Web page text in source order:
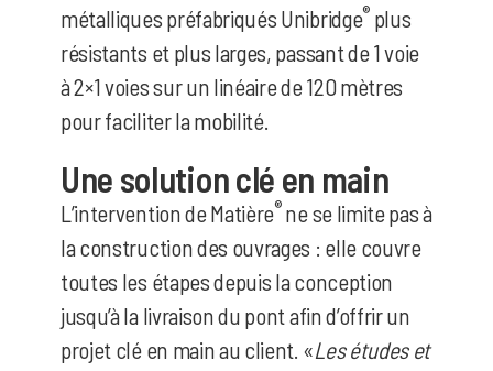
métalliques préfabriqués Unibridge®plus
résistants et plus larges, passant de 1 voie
à 2×1 voies sur un linéaire de 120 mètres
pour faciliter la mobilité.
Une solution clé en main
L’intervention de Matière®ne se limite pas à
la construction des ouvrages : elle couvre
toutes les étapes depuis la conception
jusqu’à la livraison du pont afin d’offrir un
projet clé en main au client. «Les études et